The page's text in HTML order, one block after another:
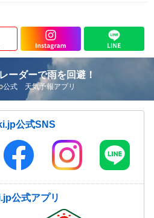
ーダーで雨を回避！
公式 天気予報アプリ
公式SNS
公式アプリ